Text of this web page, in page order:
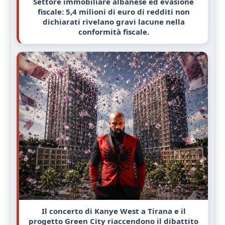
fiscale: 5,4 milioni di euro di redditi non
dichiarati rivelano gravi lacune nella
conformità fiscale.
Il concerto di Kanye West a Tirana e il
progetto Green City riaccendono il dibattito